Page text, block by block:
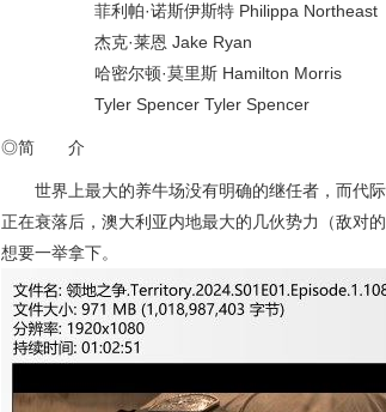
菲利帕·诺斯伊斯特 Philippa Northeast
杰克·莱恩 Jake Ryan
哈密尔顿·莫里斯 Hamilton Morris
Tyler Spencer Tyler Spencer
◎简 介
世界上最大的养牛场没有明确的继任者，而代际
正在衰落后，澳大利亚内地最大的几伙势力（敌对
想要一举拿下。